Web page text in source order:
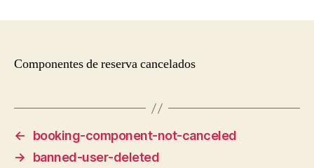
Componentes de reserva cancelados
←
booking-component-not-canceled
→
banned-user-deleted